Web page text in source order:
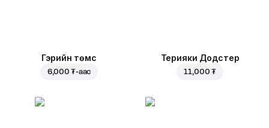
Гэрийн төмс
6,000 ₮-аас
Терияки Додстер
11,000 ₮